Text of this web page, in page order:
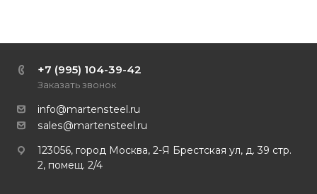
+7 (995) 104-39-42
Заказать звонок
info@martensteel.ru
sales@martensteel.ru
123056, город Москва, 2-Я Брестская ул, д. 39 стр.
2, помещ. 2/4